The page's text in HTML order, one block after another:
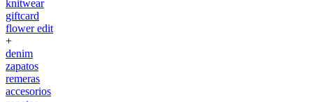
knitwear
giftcard
flower edit
+
denim
zapatos
remeras
accesorios